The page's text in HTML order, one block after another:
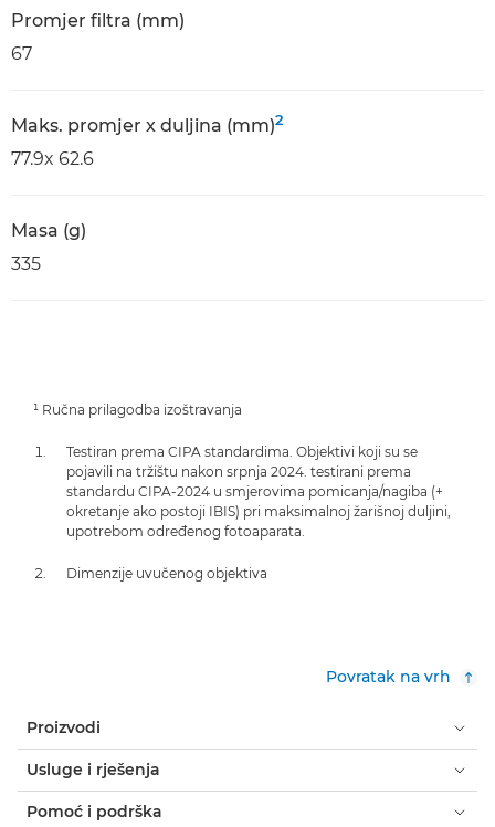
Promjer filtra (mm)
67
Maks. promjer x duljina (mm)2
77.9x 62.6
Masa (g)
335
¹ Ručna prilagodba izoštravanja
Testiran prema CIPA standardima. Objektivi koji su se
pojavili na tržištu nakon srpnja 2024. testirani prema
standardu CIPA-2024 u smjerovima pomicanja/nagiba (+
okretanje ako postoji IBIS) pri maksimalnoj žarišnoj duljini,
upotrebom određenog fotoaparata.
Dimenzije uvučenog objektiva
Povratak na vrh
Proizvodi
Usluge i rješenja
Pomoć i podrška